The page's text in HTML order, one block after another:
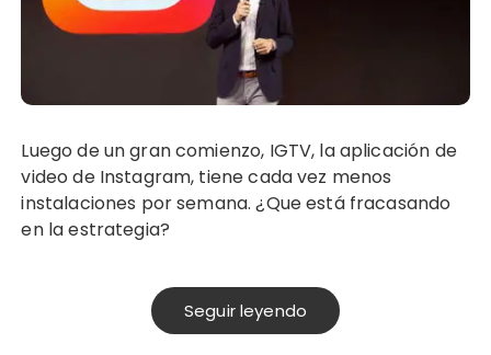
Luego de un gran comienzo, IGTV, la aplicación de
video de Instagram, tiene cada vez menos
instalaciones por semana. ¿Que está fracasando
en la estrategia?
Seguir leyendo